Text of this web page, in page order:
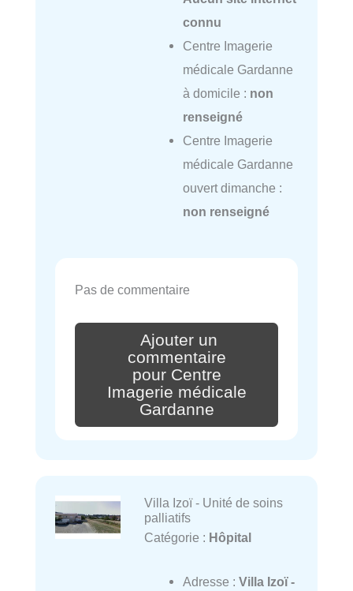
connu
Centre Imagerie
médicale Gardanne
à domicile : non
renseigné
Centre Imagerie
médicale Gardanne
ouvert dimanche :
non renseigné
Pas de commentaire
Ajouter un
commentaire
pour Centre
Imagerie médicale
Gardanne
Villa Izoï - Unité de soins
palliatifs
Catégorie : Hôpital
Adresse : Villa Izoï -